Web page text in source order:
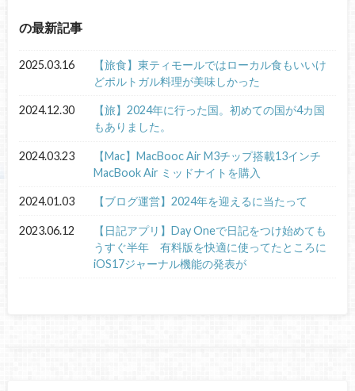
の最新記事
2025.03.16
【旅食】東ティモールではローカル食もいいけ
どポルトガル料理が美味しかった
2024.12.30
【旅】2024年に行った国。初めての国が4カ国
もありました。
2024.03.23
【Mac】MacBooc Air M3チップ搭載13インチ
MacBook Air ミッドナイトを購入
2024.01.03 【ブログ運営】2024年を迎えるに当たって
2023.06.12
【日記アプリ】Day Oneで日記をつけ始めても
うすぐ半年 有料版を快適に使ってたところに
iOS17ジャーナル機能の発表が